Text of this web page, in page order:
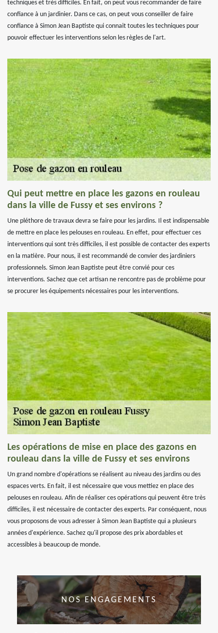
techniques et très difficiles. En fait, on peut vous recommander de faire
confiance à un jardinier. Dans ce cas, on peut vous conseiller de faire
confiance à Simon Jean Baptiste qui connait toutes les techniques pour
pouvoir effectuer les interventions selon les règles de l'art.
Qui peut mettre en place les gazons en rouleau
dans la ville de Fussy et ses environs ?
Une pléthore de travaux devra se faire pour les jardins. Il est indispensable
de mettre en place les pelouses en rouleau. En effet, pour effectuer ces
interventions qui sont très difficiles, il est possible de contacter des experts
en la matière. Pour nous, il est recommandé de convier des jardiniers
professionnels. Simon Jean Baptiste peut être convié pour ces
interventions. Sachez que cet artisan ne rencontre pas de problème pour
se procurer les équipements nécessaires pour les interventions.
Les opérations de mise en place des gazons en
rouleau dans la ville de Fussy et ses environs
Un grand nombre d'opérations se réalisent au niveau des jardins ou des
espaces verts. En fait, il est nécessaire que vous mettiez en place des
pelouses en rouleau. Afin de réaliser ces opérations qui peuvent être très
difficiles, il est nécessaire de contacter des experts. Par conséquent, nous
vous proposons de vous adresser à Simon Jean Baptiste qui a plusieurs
années d'expérience. Sachez qu'il propose des prix abordables et
accessibles à beaucoup de monde.
NOS ENGAGEMENTS